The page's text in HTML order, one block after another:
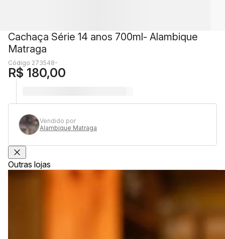
Cachaça Série 14 anos 700ml- Alambique
Matraga
Código 273548-
R$ 180,00
Vendido por
Alambique Matraga
Outras lojas